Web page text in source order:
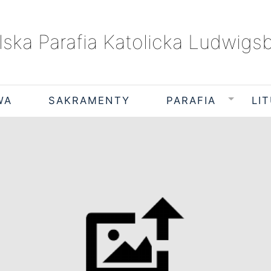
Parafia Katolicka
SAKRAMENTY PARAFIA